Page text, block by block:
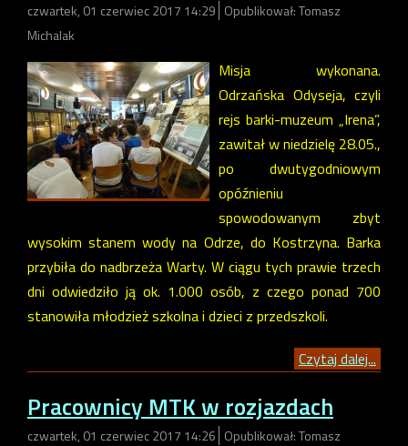
czwartek, 01 czerwiec 2017 14:29 Opublikował: Tomasz
Michalak
Misja wykonana.
Odrzańska Odyseja, czyli
rejs barki-muzeum „Irena”,
zawitał w niedzielę 28.05.,
po dwutygodniowym
opóźnieniu
spowodowanym zbyt
wysokim stanem wody na Odrze, do Kostrzyna. Barka
przybiła do nadbrzeża Warty. W ciągu tych prawie trzech
dni odwiedziło ją ok. 1.000 osób, z czego ponad 700
stanowiła młodzież szkolna i dzieci z przedszkoli.
Czytaj dalej...
Pracownicy MTK w rozjazdach
czwartek, 01 czerwiec 2017 14:26 Opublikował: Tomasz